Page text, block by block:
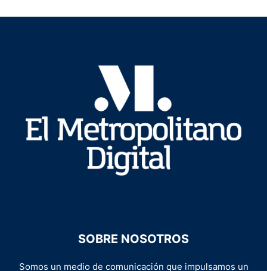
SOBRE NOSOTROS
Somos un medio de comunicación que impulsamos un